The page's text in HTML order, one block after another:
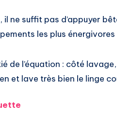
, il ne suffit pas d’appuyer
les plus
de l’équation : côté
et lave très bien le linge